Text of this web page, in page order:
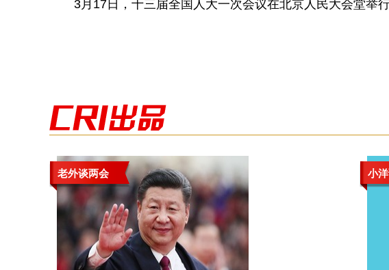
3月17日，十三届全国人大一次会议在北京人民大会堂举
老外谈两会 小